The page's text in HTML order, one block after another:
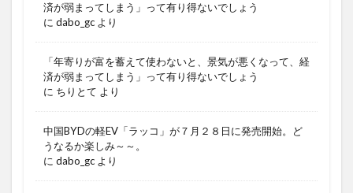
済が弱まってしまう」って有り得ないでしょう
に dabo_gc より
「年寄りが富を蓄えて使わないと、景気が悪くなって、経
済が弱まってしまう」って有り得ないでしょう
に ちりとて より
中国BYDの軽EV「ラッコ」が７月２８日に発売開始。ど
うなるか楽しみ～～。
に dabo_gc より